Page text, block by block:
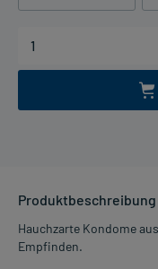
Produktbeschreibung
Hauchzarte Kondome
Empfinden.